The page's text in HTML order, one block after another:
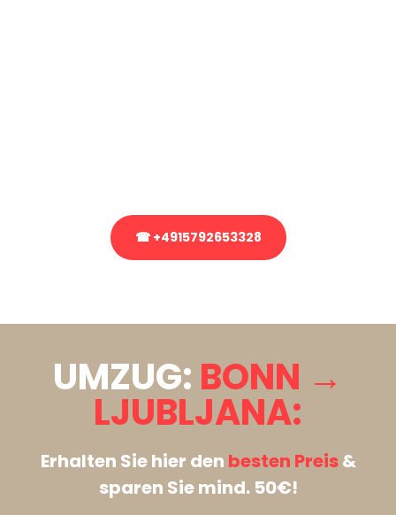
☎ +4915792653328
UMZUG: BONN →
LJUBLJANA:
Erhalten Sie hier den besten Preis&
sparen Sie mind. 50€!